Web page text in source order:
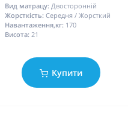
Вид матрацу: Двосторонній
Жорсткість: Середня / Жорсткий
Навантаження,кг: 170
Висота: 21
Купити